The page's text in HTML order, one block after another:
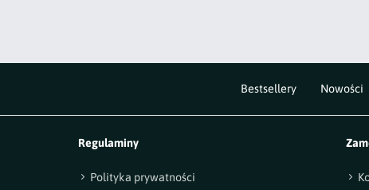
Bestsellery Nowości
Regulaminy
Polityka prywatności